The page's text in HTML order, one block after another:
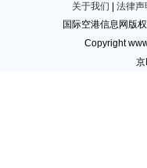
关于我们
法律声
国际空港信息网版
Copyright